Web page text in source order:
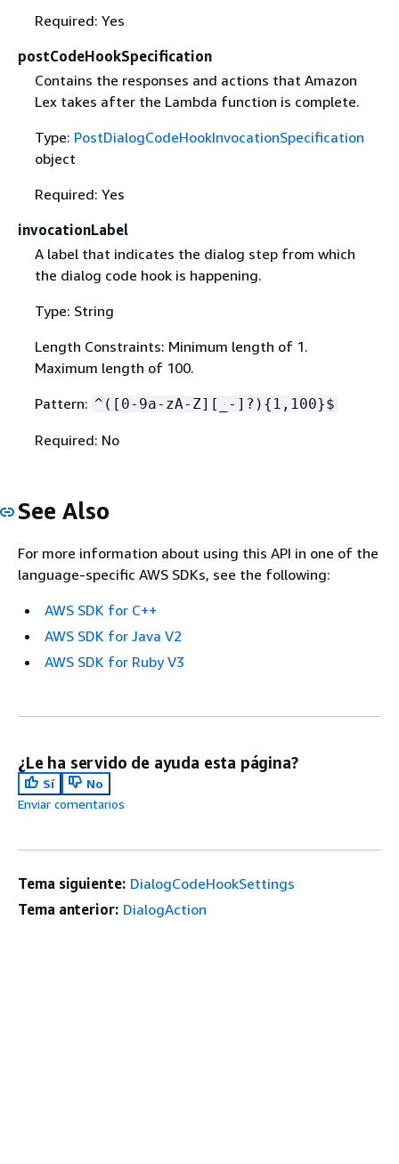
Required: Yes
postCodeHookSpecification
Contains the responses and actions that Amazon
Lex takes after the Lambda function is complete.
Type: PostDialogCodeHookInvocationSpecification
object
Required: Yes
invocationLabel
A label that indicates the dialog step from which
the dialog code hook is happening.
Type: String
Length Constraints: Minimum length of 1.
Maximum length of 100.
Pattern: ^([0-9a-zA-Z][_-]?) { 1,100}$
Required: No
See Also
For more information about using this API in one of the
language-specific AWS SDKs, see the following:
AWS SDK for C++
AWS SDK for Java V2
AWS SDK for Ruby V3
¿Le ha servido de ayuda esta página?
Sí
No
Enviar comentarios
Tema siguiente: DialogCodeHookSettings
Tema anterior: DialogAction